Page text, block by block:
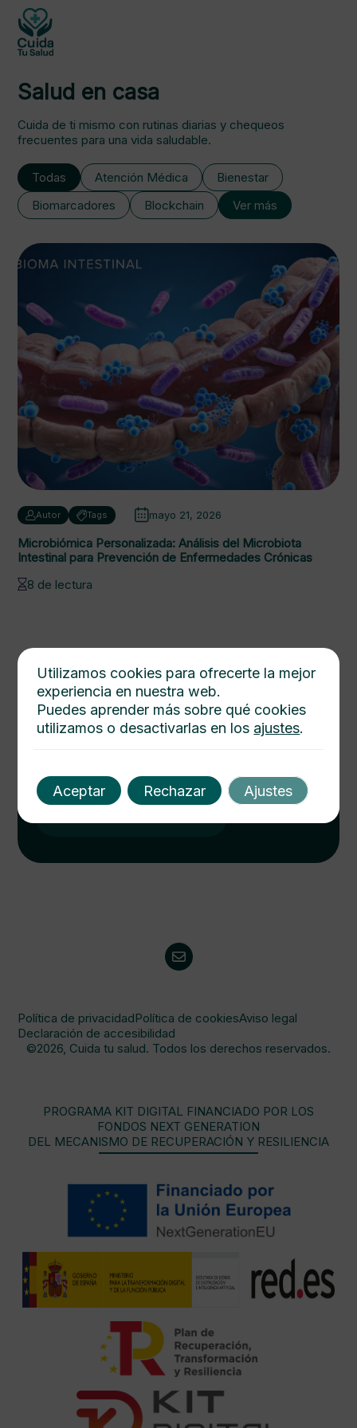
Salud en casa
Cuida de ti mismo con rutinas diarias y chequeos
frecuentes para una vida saludable.
Todas Atención Médica
Bienestar
Biomarcadores
Blockchain Ver más
Autor Tags mayo 21, 2026
Microbiómica Personalizada: Análisis del Microbiota
Intestinal para Prevención de Enfermedades Crónicas
8 de lectura
Cuida tu salud hoy
consejos médicos. Salud integral al alcance de un
click. Consulta y protege a tu familia.
Política de privacidadPolítica de cookiesAviso legal
Declaración de accesibilidad
©2026, Cuida tu salud. Todos los derechos reservados.
PROGRAMA KIT DIGITAL FINANCIADO POR LOS
FONDOS NEXT GENERATION
DEL MECANISMO DE RECUPERACIÓN Y RESILIENCIA
Utilizamos cookies para ofrecerte la mejor
experiencia en nuestra web.
Puedes aprender más sobre qué cookies
utilizamos o desactivarlas en los ajustes.
Aceptar Rechazar Ajustes